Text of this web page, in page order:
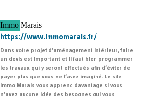
Immo Marais
https://www.immomarais.fr/
Dans votre projet d’aménagement intérieur, faire
un devis est important et il faut bien programmer
les travaux qui y seront effectués afin d’éviter de
payer plus que vous ne l’avez imaginé. Le site
Immo Marais vous apprend davantage si vous
n’avez aucune idée des besognes qui vous